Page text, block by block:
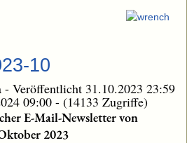
10
- Veröffentlicht 31.10.2023 23:59
09:00 - (14133 Zugriffe)
E-Mail-Newsletter von
2023